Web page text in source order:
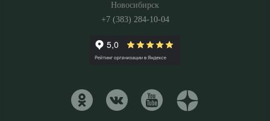
Новосибирск
+7 (383) 284-10-04